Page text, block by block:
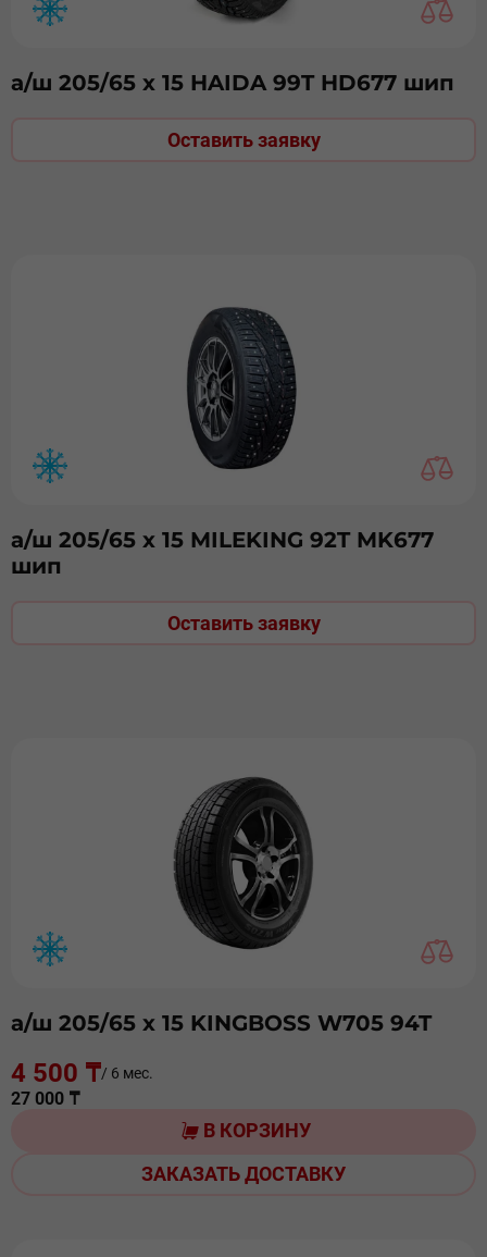
а/ш 205/65 х 15 HAIDA 99T HD677 шип
Оставить заявку
а/ш 205/65 х 15 MILEKING 92T MK677
шип
Оставить заявку
а/ш 205/65 х 15 KINGBOSS W705 94T
4 500 ₸/ 6 мес.
27 000 ₸
В КОРЗИНУ
ЗАКАЗАТЬ ДОСТАВКУ